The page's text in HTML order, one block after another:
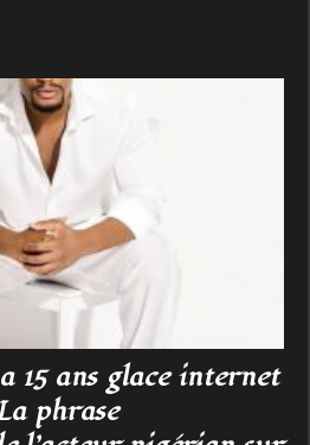
15 ans glace internet
phrase